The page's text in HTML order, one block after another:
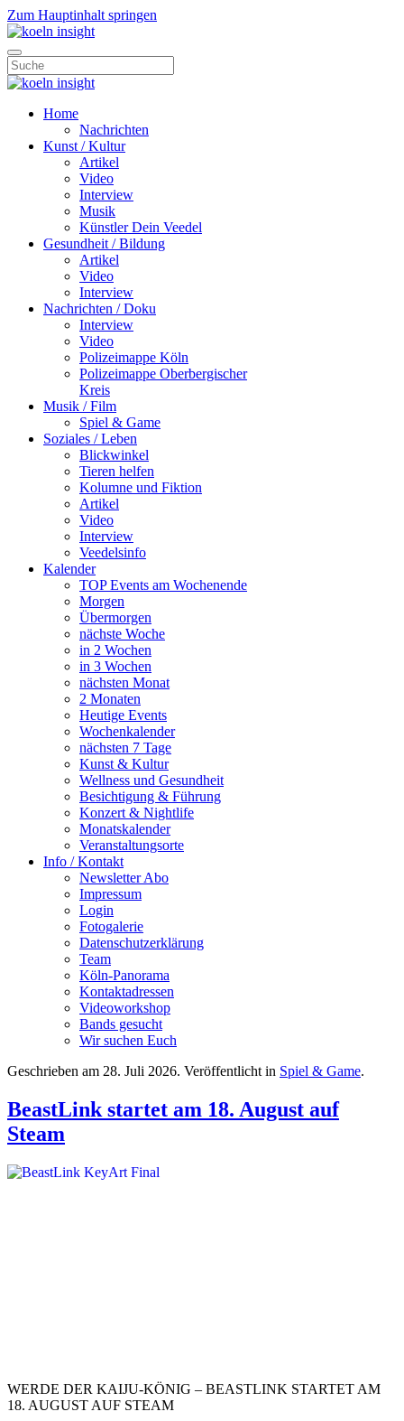
Zum Hauptinhalt springen
Home
Nachrichten
Kunst / Kultur
Artikel
Video
Interview
Musik
Künstler Dein Veedel
Gesundheit / Bildung
Artikel
Video
Interview
Nachrichten / Doku
Interview
Video
Polizeimappe Köln
Polizeimappe Oberbergischer
Kreis
Musik / Film
Spiel & Game
Soziales / Leben
Blickwinkel
Tieren helfen
Kolumne und Fiktion
Artikel
Video
Interview
Veedelsinfo
Kalender
TOP Events am Wochenende
Morgen
Übermorgen
nächste Woche
in 2 Wochen
in 3 Wochen
nächsten Monat
2 Monaten
Heutige Events
Wochenkalender
nächsten 7 Tage
Kunst & Kultur
Wellness und Gesundheit
Besichtigung & Führung
Konzert & Nightlife
Monatskalender
Veranstaltungsorte
Info / Kontakt
Newsletter Abo
Impressum
Login
Fotogalerie
Datenschutzerklärung
Team
Köln-Panorama
Kontaktadressen
Videoworkshop
Bands gesucht
Wir suchen Euch
Geschrieben am 28. Juli 2026. Veröffentlicht in Spiel & Game.
BeastLink startet am 18. August auf
Steam
WERDE DER KAIJU-KÖNIG – BEASTLINK STARTET AM
18. AUGUST AUF STEAM